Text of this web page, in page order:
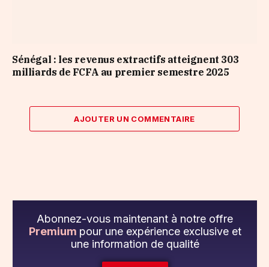
Sénégal : les revenus extractifs atteignent 303
milliards de FCFA au premier semestre 2025
AJOUTER UN COMMENTAIRE
Abonnez-vous maintenant à notre offre
Premium pour une expérience exclusive et
une information de qualité